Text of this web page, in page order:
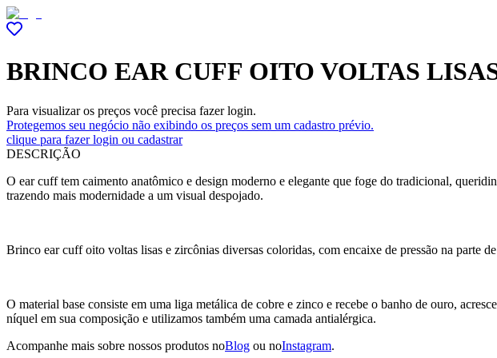
BRINCO EAR CUFF OITO VOLTAS
Para visualizar os preços você precisa fazer login.
Protegemos seu negócio não exibindo os preços sem um cadastro prévio.
clique para fazer login ou cadastrar
DESCRIÇÃO
O ear cuff tem caimento anatômico e design moderno e elegante que foge do tradicional,
trazendo mais modernidade a um visual despojado.
Brinco ear cuff oito voltas lisas e zircônias diversas coloridas, com encaixe de pressão na parte
O material base consiste em uma liga metálica de cobre e zinco e recebe o banho de ouro,
níquel em sua composição e utilizamos também uma camada antialérgica.
Acompanhe mais sobre nossos produtos noBlog ou noInstagram.